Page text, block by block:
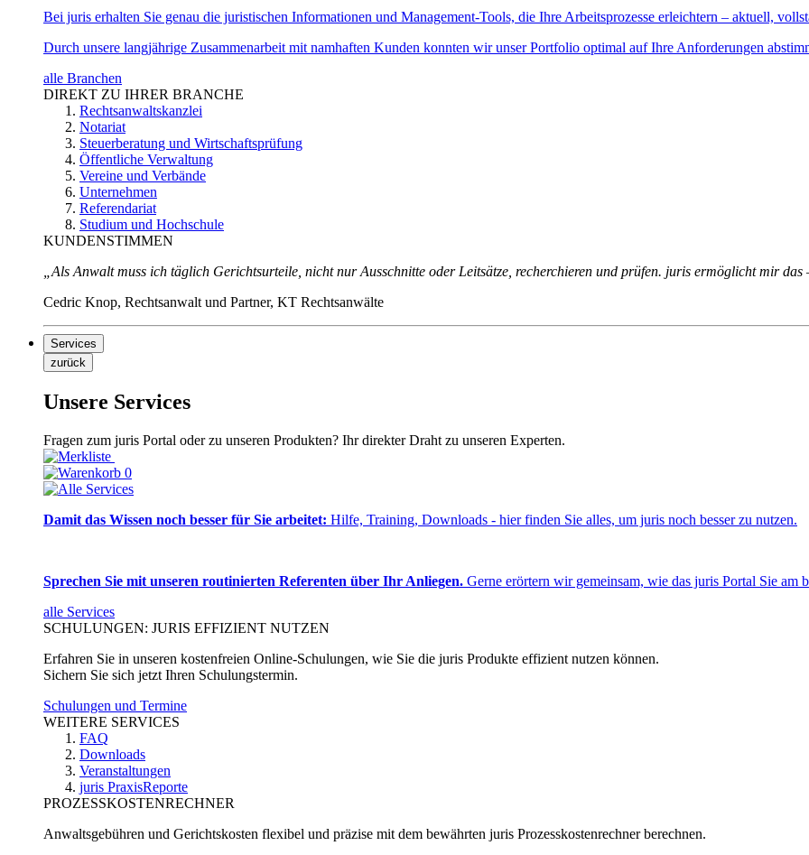
Bei juris erhalten Sie genau die juristischen Informationen und Management-Tools, die Ihre Arbeitsprozesse erleichtern – aktuell,
Durch unsere langjährige Zusammenarbeit mit namhaften Kunden konnten wir unser Portfolio optimal auf Ihre Anforderungen
alle Branchen
DIREKT ZU IHRER BRANCHE
Rechtsanwaltskanzlei
Notariat
Steuerberatung und Wirtschaftsprüfung
Öffentliche Verwaltung
Vereine und Verbände
Unternehmen
Referendariat
Studium und Hochschule
KUNDENSTIMMEN
„Als Anwalt muss ich täglich Gerichtsurteile, nicht nur Ausschnitte oder Leitsätze, recherchieren und prüfen. juris ermöglicht mir
Cedric Knop, Rechtsanwalt und Partner, KT Rechtsanwälte
Services
zurück
Unsere Services
Fragen zum juris Portal oder zu unseren Produkten? Ihr direkter Draht zu unseren Experten.
0
Damit das Wissen noch besser für Sie arbeitet: Hilfe, Training, Downloads - hier finden Sie alles, um juris noch besser zu nutzen.
Sprechen Sie mit unseren routinierten Referenten über Ihr Anliegen. Gerne erörtern wir gemeinsam, wie das juris Portal Sie am
alle Services
SCHULUNGEN: JURIS EFFIZIENT NUTZEN
Erfahren Sie in unseren kostenfreien Online-Schulungen, wie Sie die juris Produkte effizient nutzen können.
Sichern Sie sich jetzt Ihren Schulungstermin.
Schulungen und Termine
WEITERE SERVICES
FAQ
Downloads
Veranstaltungen
juris PraxisReporte
PROZESSKOSTENRECHNER
Anwaltsgebühren und Gerichtskosten flexibel und präzise mit dem bewährten juris Prozesskostenrechner berechnen.